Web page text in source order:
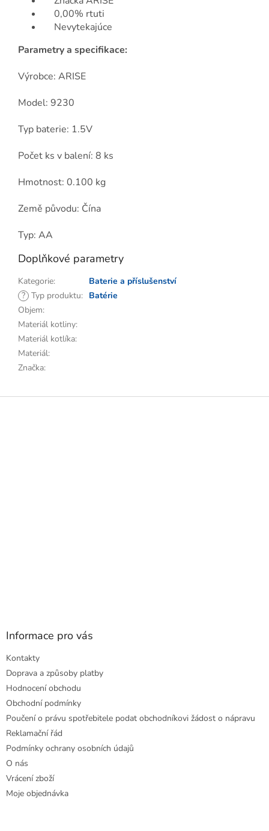
0,00% rtuti
Nevytekajúce
Parametry a specifikace:
Výrobce: ARISE
Model: 9230
Typ baterie: 1.5V
Počet ks v balení: 8 ks
Hmotnost: 0.100 kg
Země původu: Čína
Typ: AA
Doplňkové parametry
Kategorie:
Baterie a příslušenství
? Typ produktu: Batérie
Objem:
Materiál kotliny:
Materiál kotlíka:
Materiál:
Značka:
Z
Informace pro vás
Kontakty
Doprava a způsoby platby
Hodnocení obchodu
Obchodní podmínky
Poučení o právu spotřebitele podat obchodníkovi žádost o nápravu
Reklamační řád
Podmínky ochrany osobních údajů
O nás
Vrácení zboží
Moje objednávka